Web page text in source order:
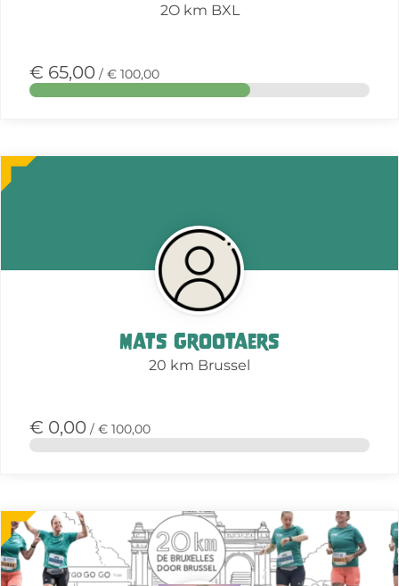
2O km BXL
€ 65,00 / € 100,00
Mats Grootaers
20 km Brussel
€ 0,00 / € 100,00
Meer
over
deze
Meer
over
deze
actie